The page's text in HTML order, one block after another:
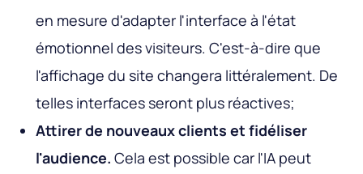
en mesure d'adapter l'interface à l'état
émotionnel des visiteurs. C'est-à-dire que
l'affichage du site changera littéralement. De
telles interfaces seront plus réactives;
Attirer de nouveaux clients et fidéliser
l'audience. Cela est possible car l'IA peut